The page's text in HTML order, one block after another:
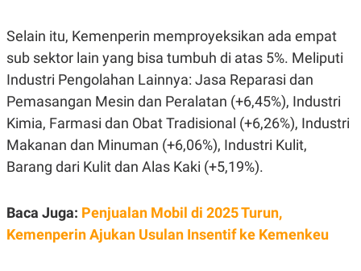
E
M
Y
S
E
.
D
L
A
N
G
A
N
C
E
K
N
E
J
M
I
T
Selain itu, Kemenperin memproyeksikan ada empat
sub sektor lain yang bisa tumbuh di atas 5%. Meliputi
Industri Pengolahan Lainnya: Jasa Reparasi dan
Pemasangan Mesin dan Peralatan (+6,45%), Industri
Kimia, Farmasi dan Obat Tradisional (+6,26%), Industri
Makanan dan Minuman (+6,06%), Industri Kulit,
Barang dari Kulit dan Alas Kaki (+5,19%).
Baca Juga: Penjualan Mobil di 2025 Turun,
Kemenperin Ajukan Usulan Insentif ke Kemenkeu